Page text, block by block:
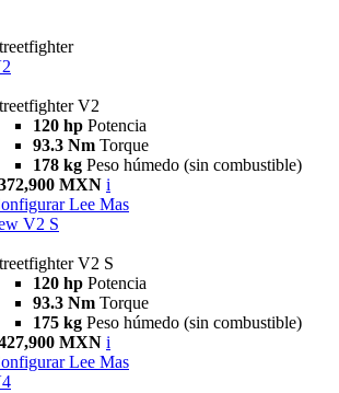
V2
120 hp Potencia
93.3 Nm Torque
178 kg Peso húmedo (sin combustible)
MXN i
Lee Mas
V2 S
V2 S
120 hp Potencia
93.3 Nm Torque
175 kg Peso húmedo (sin combustible)
MXN i
Lee Mas